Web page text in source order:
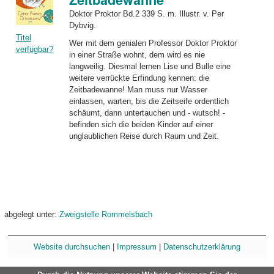
Titel
verfügbar?
Doktor Proktor Bd.2 339 S. m. Illustr. v. Per
Dybvig.
Wer mit dem genialen Professor Doktor Proktor
in einer Straße wohnt, dem wird es nie
langweilig. Diesmal lernen Lise und Bulle eine
weitere verrückte Erfindung kennen: die
Zeitbadewanne! Man muss nur Wasser
einlassen, warten, bis die Zeitseife ordentlich
schäumt, dann untertauchen und - wutsch! -
befinden sich die beiden Kinder auf einer
unglaublichen Reise durch Raum und Zeit.
abgelegt unter: Zweigstelle Rommelsbach
Website durchsuchen Impressum Datenschutzerklärung